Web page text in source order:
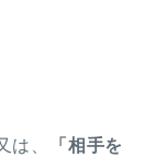
は、
「相手を